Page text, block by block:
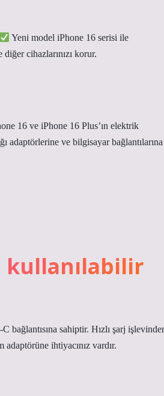
Yeni model iPhone 16 serisi ile
cihazlarınızı korur.
16 ve iPhone 16 Plus’ın elektrik
adaptörlerine ve bilgisayar bağlantılarına
kullanılabilir
bağlantısına sahiptir. Hızlı şarj
ihtiyacınız vardır.